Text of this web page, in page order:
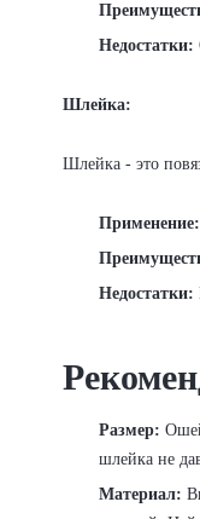
Недостатки:
Шлейка:
Шлейка - это
Применение:
Недостатки:
Размер:
шлейка не
Материал: